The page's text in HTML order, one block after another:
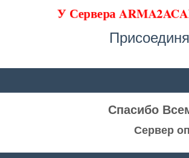
У Сервера
Спасибо
Сервер